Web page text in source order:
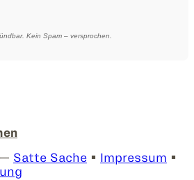
Kein Spam – versprochen.
Satte Sache • Impressum •